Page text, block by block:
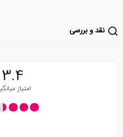
نقد و بررسی
3.4
امتیاز